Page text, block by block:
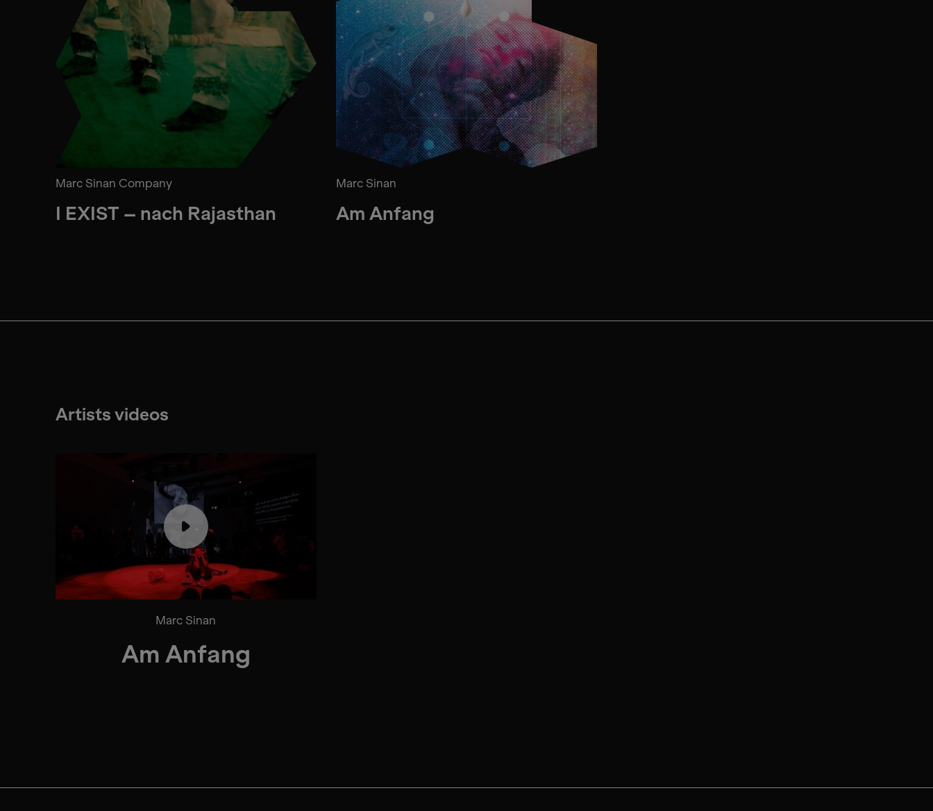
Marc Sinan Company
I EXIST – nach Rajasthan
Marc Sinan
Am Anfang
Artists videos
Marc Sinan
Am Anfang